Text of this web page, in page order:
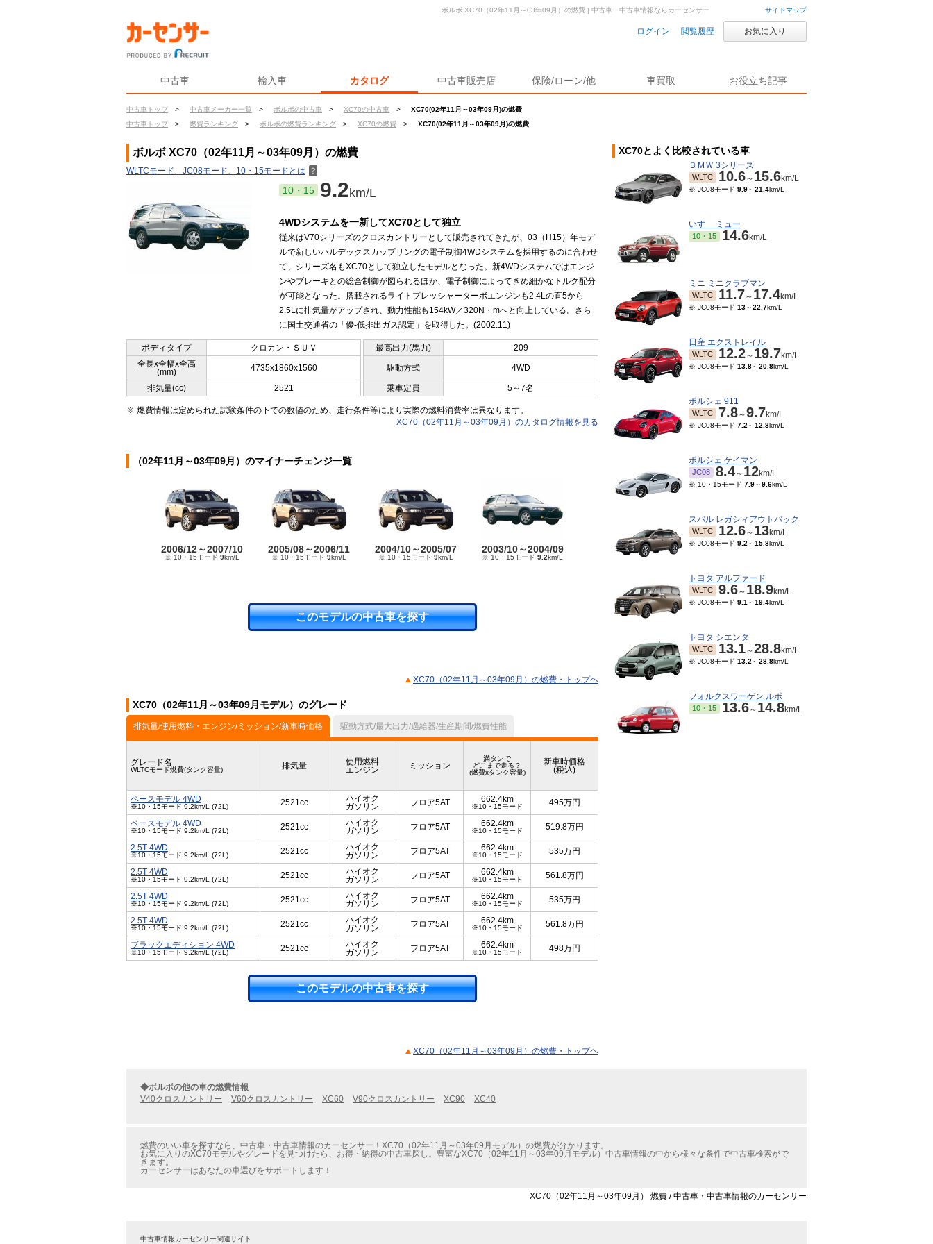
サイトマップ
ログイン 閲覧履歴 お気に入り
中古車 輸入車 カタログ 中古車販売店 保険/ローン/他 車買取 お役立ち記事
中古車トップ > 中古車メーカー一覧 > ボルボの中古車 > XC70の中古車 >
XC70(02年11月～03年09月)の燃費
中古車トップ
> 燃費ランキング > ボルボの燃費ランキング > XC70の燃費 > XC70(02年11月～03年09月)の燃費
ボルボ XC70（02年11月～03年09月）の燃費 | 中古車・中古車情報ならカーセンサー
ボルボ XC70（02年11月～03年09月）の燃費
WLTCモード、JC08モード、10・15モードとは ？
10・15 9.2km/L
4WDシステムを一新してXC70として独立
従来はV70シリーズのクロスカントリーとして販売されてきたが、03（H15）年モデ
ルで新しいハルデックスカップリングの電子制御4WDシステムを採用するのに合わせ
て、シリーズ名もXC70として独立したモデルとなった。新4WDシステムではエンジ
ンやブレーキとの総合制御が図られるほか、電子制御によってきめ細かなトルク配分
が可能となった。搭載されるライトプレッシャーターボエンジンも2.4Lの直5から
2.5Lに排気量がアップされ、動力性能も154kW／320N・mへと向上している。さら
に国土交通省の「優-低排出ガス認定」を取得した。(2002.11)
ボディタイプ クロカン・ＳＵＶ 最高出力(馬力)
209
全長x全幅x全高
(mm)
4735x1860x1560 駆動方式 4WD
排気量(cc) 2521 乗車定員 5～7名
※ 燃費情報は定められた試験条件の下での数値のため、走行条件等により実際の燃料消費率は異なります。
XC70（02年11月～03年09月）のカタログ情報を見る
（02年11月～03年09月）のマイナーチェンジ一覧
2006/12～2007/10
※ 10・15モード 9km/L
2005/08～2006/11
※ 10・15モード 9km/L
2004/10～2005/07
※ 10・15モード 9km/L
2003/10～2004/09
※ 10・15モード 9.2km/L
このモデルの中古車を探す
XC70（02年11月～03年09月）の燃費・トップヘ
XC70（02年11月～03年09月モデル）のグレード
排気量/使用燃料・エンジン/ミッション/新車時価格 駆動方式/最大出力/過給器/生産期間/燃費性能
グレード名
WLTCモード燃費(タンク容量) 排気量
使用燃料
エンジン
ミッション
満タンで
どこまで走る？
(燃費xタンク容量)
新車時価格
(税込)
ベースモデル 4WD
※10・15モード 9.2km/L (72L) 2521cc
ハイオク
ガソリン
フロア5AT 662.4km
※10・15モード 495万円
ベースモデル 4WD
※10・15モード 9.2km/L (72L) 2521cc
ハイオク
ガソリン
フロア5AT 662.4km
※10・15モード 519.8万円
2.5T 4WD
※10・15モード 9.2km/L (72L) 2521cc
ハイオク
ガソリン
フロア5AT 662.4km
※10・15モード 535万円
2.5T 4WD
※10・15モード 9.2km/L (72L) 2521cc
ハイオク
ガソリン
フロア5AT 662.4km
※10・15モード 561.8万円
2.5T 4WD
※10・15モード 9.2km/L (72L) 2521cc
ハイオク
ガソリン
フロア5AT 662.4km
※10・15モード 535万円
2.5T 4WD
※10・15モード 9.2km/L (72L) 2521cc
ハイオク
ガソリン
フロア5AT 662.4km
※10・15モード 561.8万円
ブラックエディション 4WD
※10・15モード 9.2km/L (72L) 2521cc
ハイオク
ガソリン
フロア5AT 662.4km
※10・15モード 498万円
このモデルの中古車を探す
XC70（02年11月～03年09月）の燃費・トップヘ
XC70とよく比較されている車
ＢＭＷ 3シリーズ
WLTC 10.6～ 15.6km/L
※ JC08モード 9.9～21.4km/L
いすゞ ミュー
10・15 14.6km/L
ミニ ミニクラブマン
WLTC 11.7～ 17.4km/L
※ JC08モード 13～22.7km/L
日産 エクストレイル
WLTC 12.2～ 19.7km/L
※ JC08モード 13.8～20.8km/L
ポルシェ 911
WLTC 7.8～9.7km/L
※ JC08モード 7.2 ～12.8km/L
ポルシェ ケイマン
JC08 8.4～ 12km/L
※ 10・15モード 7.9～9.6km/L
スバル レガシィアウトバック
WLTC 12.6～ 13km/L
※ JC08モード 9.2 ～15.8km/L
トヨタ アルファード
WLTC 9.6～ 18.9km/L
※ JC08モード 9.1 ～19.4km/L
トヨタ シエンタ
WLTC 13.1～28.8km/L
※ JC08モード 13.2 ～28.8km/L
フォルクスワーゲン ルポ
10・15 13.6～ 14.8km/L
◆ボルボの他の車の燃費情報
V40クロスカントリー
V60クロスカントリー XC60 V90クロスカントリー XC90 XC40
燃費のいい車を探すなら、中古車・中古車情報のカーセンサー！XC70（02年11月～03年09月モデル）の燃費が分かります。
お気に入りのXC70モデルやグレードを見つけたら、お得・納得の中古車探し。豊富なXC70（02年11月～03年09月モデル）中古車情報の中から様々な条件で中古車検索がで
きます。
カーセンサーはあなたの車選びをサポートします！
XC70（02年11月～03年09月） 燃費 / 中古車・中古車情報のカーセンサー
中古車情報カーセンサー関連サイト